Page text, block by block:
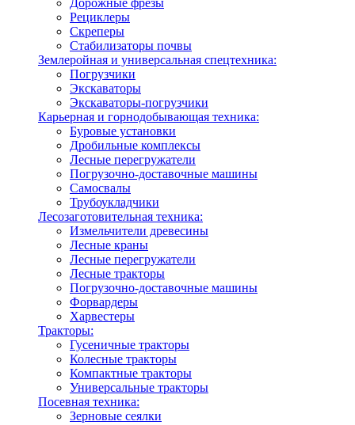
Дорожные фрезы
Рециклеры
Скреперы
Стабилизаторы почвы
Землеройная и универсальная спецтехника:
Погрузчики
Экскаваторы
Экскаваторы-погрузчики
Карьерная и горнодобывающая техника:
Буровые установки
Дробильные комплексы
Лесные перегружатели
Погрузочно-доставочные машины
Самосвалы
Трубоукладчики
Лесозаготовительная техника:
Измельчители древесины
Лесные краны
Лесные перегружатели
Лесные тракторы
Погрузочно-доставочные машины
Форвардеры
Харвестеры
Тракторы:
Гусеничные тракторы
Колесные тракторы
Компактные тракторы
Универсальные тракторы
Посевная техника:
Зерновые сеялки